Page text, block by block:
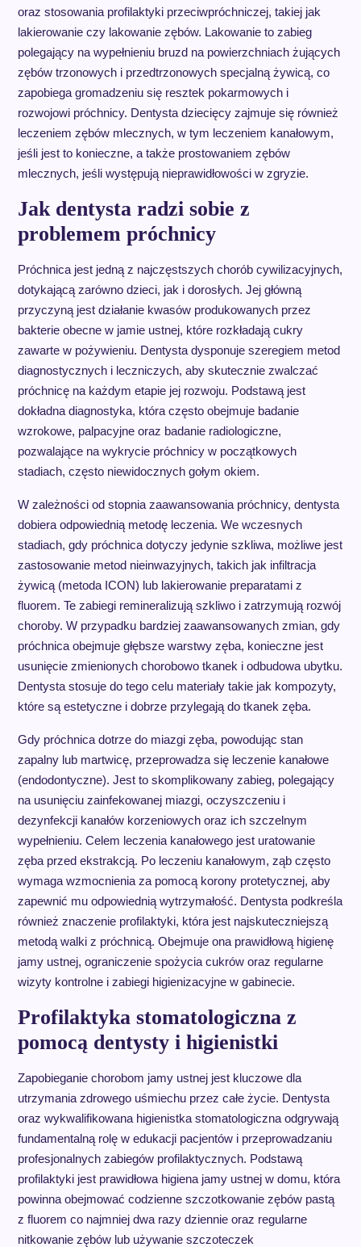
oraz stosowania profilaktyki przeciwpróchniczej, takiej jak
lakierowanie czy lakowanie zębów. Lakowanie to zabieg
polegający na wypełnieniu bruzd na powierzchniach żujących
zębów trzonowych i przedtrzonowych specjalną żywicą, co
zapobiega gromadzeniu się resztek pokarmowych i
rozwojowi próchnicy. Dentysta dziecięcy zajmuje się również
leczeniem zębów mlecznych, w tym leczeniem kanałowym,
jeśli jest to konieczne, a także prostowaniem zębów
mlecznych, jeśli występują nieprawidłowości w zgryzie.
Jak dentysta radzi sobie z
problemem próchnicy
Próchnica jest jedną z najczęstszych chorób cywilizacyjnych,
dotykającą zarówno dzieci, jak i dorosłych. Jej główną
przyczyną jest działanie kwasów produkowanych przez
bakterie obecne w jamie ustnej, które rozkładają cukry
zawarte w pożywieniu. Dentysta dysponuje szeregiem metod
diagnostycznych i leczniczych, aby skutecznie zwalczać
próchnicę na każdym etapie jej rozwoju. Podstawą jest
dokładna diagnostyka, która często obejmuje badanie
wzrokowe, palpacyjne oraz badanie radiologiczne,
pozwalające na wykrycie próchnicy w początkowych
stadiach, często niewidocznych gołym okiem.
W zależności od stopnia zaawansowania próchnicy, dentysta
dobiera odpowiednią metodę leczenia. We wczesnych
stadiach, gdy próchnica dotyczy jedynie szkliwa, możliwe jest
zastosowanie metod nieinwazyjnych, takich jak infiltracja
żywicą (metoda ICON) lub lakierowanie preparatami z
fluorem. Te zabiegi remineralizują szkliwo i zatrzymują rozwój
choroby. W przypadku bardziej zaawansowanych zmian, gdy
próchnica obejmuje głębsze warstwy zęba, konieczne jest
usunięcie zmienionych chorobowo tkanek i odbudowa ubytku.
Dentysta stosuje do tego celu materiały takie jak kompozyty,
które są estetyczne i dobrze przylegają do tkanek zęba.
Gdy próchnica dotrze do miazgi zęba, powodując stan
zapalny lub martwicę, przeprowadza się leczenie kanałowe
(endodontyczne). Jest to skomplikowany zabieg, polegający
na usunięciu zainfekowanej miazgi, oczyszczeniu i
dezynfekcji kanałów korzeniowych oraz ich szczelnym
wypełnieniu. Celem leczenia kanałowego jest uratowanie
zęba przed ekstrakcją. Po leczeniu kanałowym, ząb często
wymaga wzmocnienia za pomocą korony protetycznej, aby
zapewnić mu odpowiednią wytrzymałość. Dentysta podkreśla
również znaczenie profilaktyki, która jest najskuteczniejszą
metodą walki z próchnicą. Obejmuje ona prawidłową higienę
jamy ustnej, ograniczenie spożycia cukrów oraz regularne
wizyty kontrolne i zabiegi higienizacyjne w gabinecie.
Profilaktyka stomatologiczna z
pomocą dentysty i higienistki
Zapobieganie chorobom jamy ustnej jest kluczowe dla
utrzymania zdrowego uśmiechu przez całe życie. Dentysta
oraz wykwalifikowana higienistka stomatologiczna odgrywają
fundamentalną rolę w edukacji pacjentów i przeprowadzaniu
profesjonalnych zabiegów profilaktycznych. Podstawą
profilaktyki jest prawidłowa higiena jamy ustnej w domu, która
powinna obejmować codzienne szczotkowanie zębów pastą
z fluorem co najmniej dwa razy dziennie oraz regularne
nitkowanie zębów lub używanie szczoteczek